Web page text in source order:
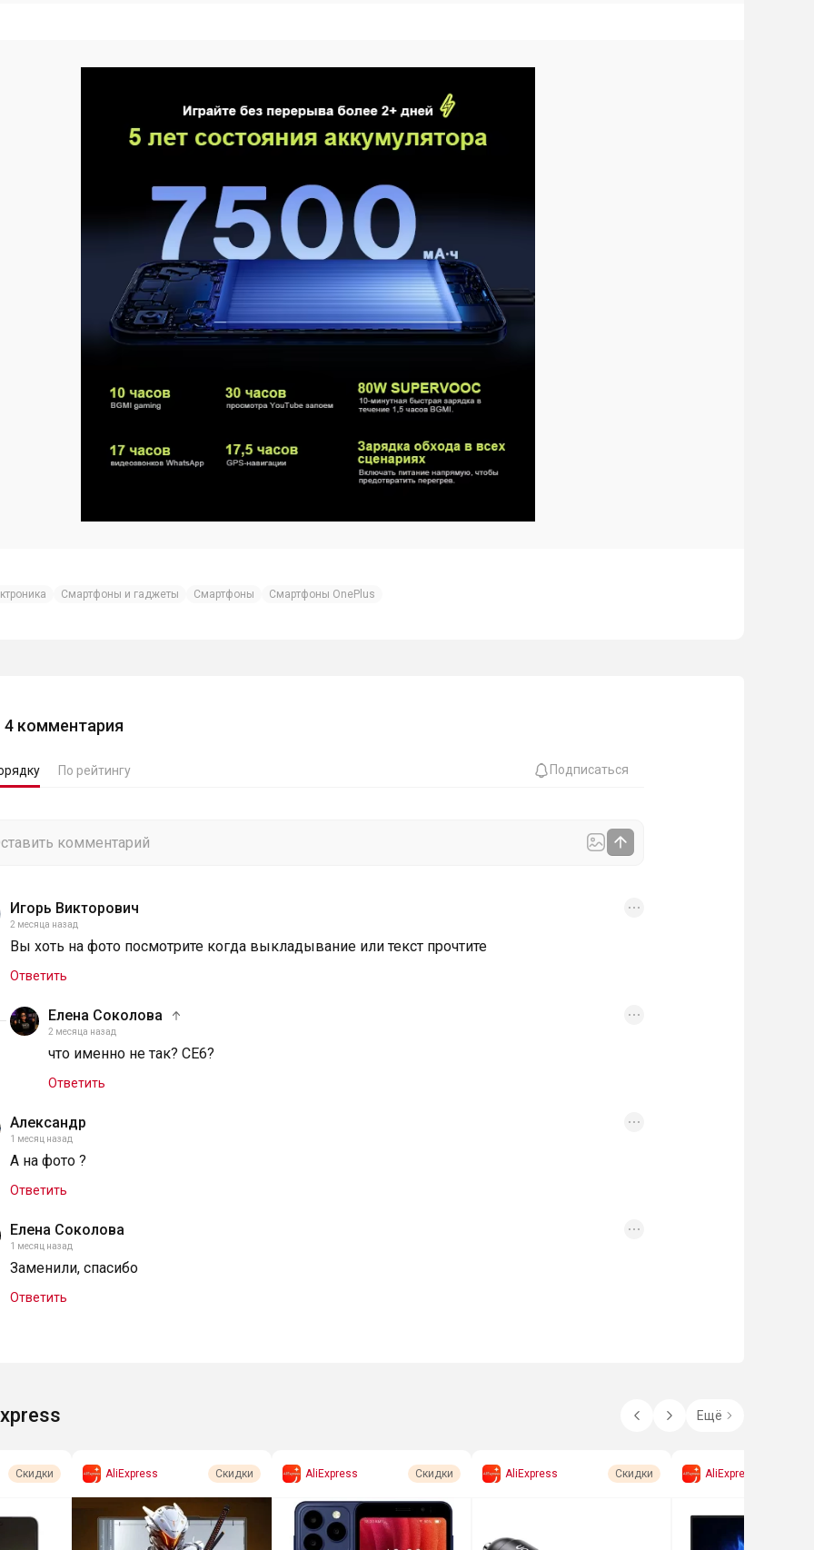
Смартфоны и гаджеты Смартфоны Смартфоны OnePlus
4 комментария
По рейтингу Подписаться
Игорь Викторович
2 месяца назад
Вы хоть на фото посмотрите когда выкладывание или текст прочтите
Ответить
Елена Соколова
2 месяца назад
что именно не так? CE6?
Ответить
Александр
1 месяц назад
А на фото ?
Ответить
Елена Соколова
1 месяц назад
Заменили, спасибо
Ответить
Ещё
Скидки AliExpress Скидки AliExpress Скидки AliExpress Скидки AliExpress